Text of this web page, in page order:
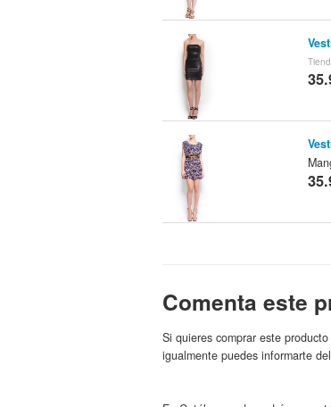
Comenta este
Si quieres comprar este
igualmente puedes informarte